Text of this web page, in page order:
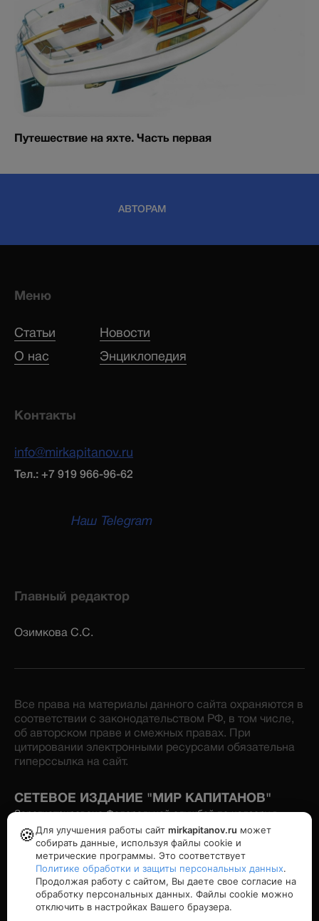
Путешествие на яхте. Часть первая
АВТОРАМ
Меню
Статьи
Новости
О нас
Энциклопедия
Контакты
info@mirkapitanov.ru
Тел.: +7 919 966-96-62
Наш Telegram
Главный редактор
Озимкова С.С.
Все права на материалы данного сайта охраняются в
соответствии с законодательством РФ, в том числе,
об авторском праве и смежных правах. При
цитировании электронными ресурсами обязательна
гиперссылка на сайт.
СЕТЕВОЕ ИЗДАНИЕ "МИР КАПИТАНОВ"
Зарегистрировано Федеральной службой по надзору в
сфере связи, информационных технологий и массовых
коммуникаций. Номер свидетельства: серия Эл № ФС77-
86870 от 16 февраля 2024 г. Учредитель: Озимков А.И.
Политика конфиденциальности
🍪 Для улучшения работы сайт mirkapitanov.ru может
собирать данные, используя файлы cookie и
метрические программы. Это соответствует
Политике обработки и защиты персональных данных.
Продолжая работу с сайтом, Вы даете свое согласие на
обработку персональных данных. Файлы cookie можно
отключить в настройках Вашего браузера.